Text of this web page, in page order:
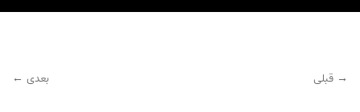
→ قبلی بعدی ←